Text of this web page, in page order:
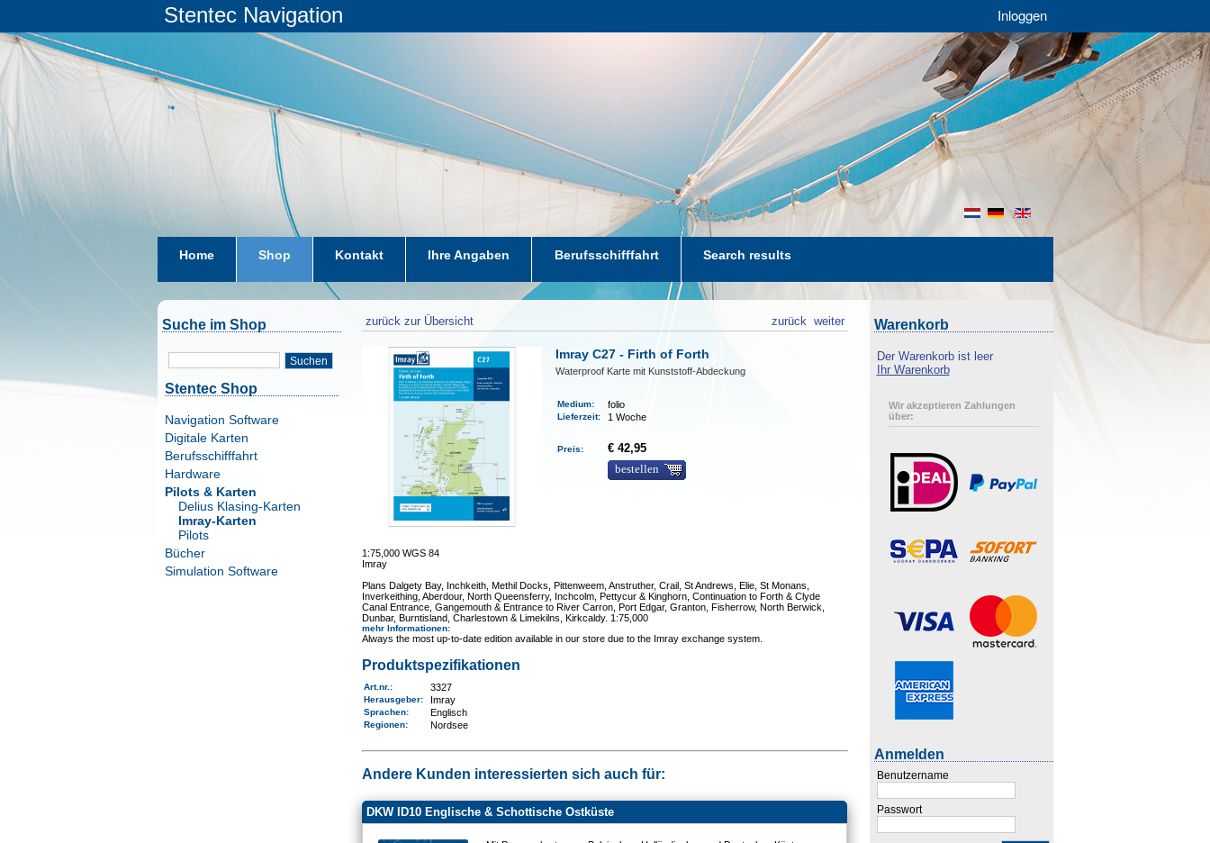
Stentec Navigation Inloggen
en
de
nl
Home Shop Kontakt Ihre Angaben Berufsschifffahrt Search results
Suche im Shop
Suchen
Stentec Shop
Navigation Software
Digitale Karten
Berufsschifffahrt
Hardware
Pilots & Karten
Delius Klasing-Karten
Imray-Karten
Pilots
Bücher
Simulation Software
zurück zur Übersicht weiter
zurück
Imray C27 - Firth of Forth
Waterproof Karte mit Kunststoff-Abdeckung
Medium: folio
Lieferzeit: 1 Woche
Preis:
€ 42,95
bestellen
1:75,000 WGS 84
Imray
Plans Dalgety Bay, Inchkeith, Methil Docks, Pittenweem, Anstruther, Crail, St Andrews, Elie, St Monans,
Inverkeithing, Aberdour, North Queensferry, Inchcolm, Pettycur & Kinghorn, Continuation to Forth & Clyde
Canal Entrance, Gangemouth & Entrance to River Carron, Port Edgar, Granton, Fisherrow, North Berwick,
Dunbar, Burntisland, Charlestown & Limekilns, Kirkcaldy. 1:75,000
mehr Informationen:
Always the most up-to-date edition available in our store due to the Imray exchange system.
Produktspezifikationen
Art.nr. : 3327
Herausgeber: Imray
Sprachen: Englisch
Regionen: Nordsee
Andere Kunden interessierten sich auch für:
DKW ID10 Englische & Schottische Ostküste
Warenkorb
Der Warenkorb ist leer
Ihr Warenkorb
Wir akzeptieren Zahlungen
über:
Anmelden
Benutzername
Passwort